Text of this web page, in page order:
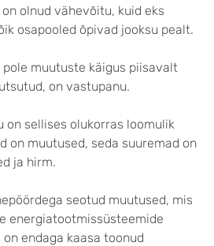
olnud vähevõitu, kuid eks
osapooled õpivad jooksu pealt.
muutuste käigus piisavalt
on vastupanu.
on sellises olukorras loomulik
on muutused, seda suuremad on
ja hirm.
seotud muutused, mis
energiatootmissüsteemide
endaga kaasa toonud